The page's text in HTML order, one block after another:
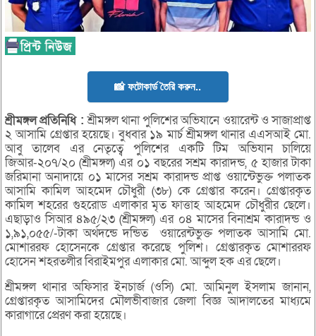
📸 ফটোকার্ড তৈরি করুন..
শ্রীমঙ্গলপ্রতিনিধি: শ্রীমঙ্গল থানা পুলিশের অভিযানে ওয়ারেন্ট ও সাজাপ্রাপ্ত
২ আসামি গ্রেপ্তার হয়েছে। বুধবার ১৯ মার্চ শ্রীমঙ্গল থানার এএসআই মো.
আবু তালেব এর নেতৃত্বে পুলিশের একটি টিম অভিযান চালিয়ে
জিআর-২০৭/২০ (শ্রীমঙ্গল) এর ০১ বছরের সশ্রম কারাদন্ড, ৫ হাজার টাকা
জরিমানা অনাদায়ে ০১ মাসের সশ্রম কারাদন্ড প্রাপ্ত ওয়ান্টেভুক্ত পলাতক
আসামি কামিল আহমেদ চৌধুরী (৩৮) কে গ্রেপ্তার করেন। গ্রেপ্তারকৃত
কামিল শহরের গুহরোড এলাকার মৃত ফাত্তাহ আহমেদ চৌধুরীর ছেলে।
এছাড়াও সিআর ৪৯৫/২৩ (শ্রীমঙ্গল) এর ০৪ মাসের বিনাশ্রম কারাদন্ড ও
১,৯১,০৫৫/-টাকা অর্থদন্ডে দন্ডিত ওয়ারেন্টভুক্ত পলাতক আসামি মো.
মোশাররফ হোসেনকে গ্রেপ্তার করেছে পুলিশ। গ্রেপ্তারকৃত মোশাররফ
হোসেন শহরতলীর বিরাইমপুর এলাকার মো. আব্দুল হক এর ছেলে।
শ্রীমঙ্গল থানার অফিসার ইনচার্জ (ওসি) মো. আমিনুল ইসলাম জানান,
গ্রেপ্তারকৃত আসামিদের মৌলভীবাজার জেলা বিজ্ঞ আদালতের মাধ্যমে
কারাগারে প্রেরণ করা হয়েছে।